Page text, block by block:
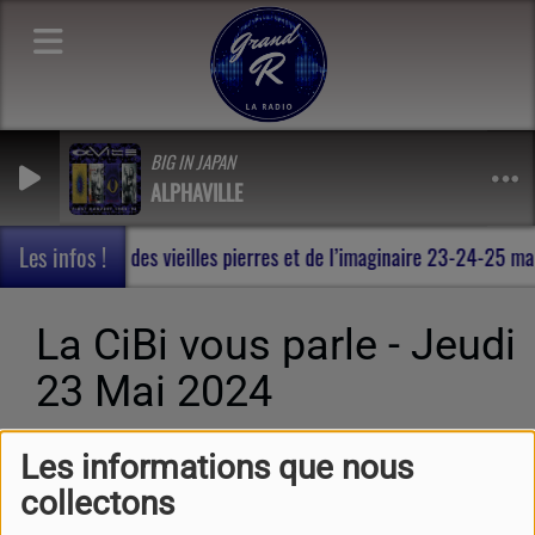
Les informations que nous
collectons
BIG IN JAPAN
ALPHAVILLE
Les infos !, au milieu des vieilles pierres et de l’imaginaire 23-24-25
La CiBi vous parle - Jeudi
23 Mai 2024